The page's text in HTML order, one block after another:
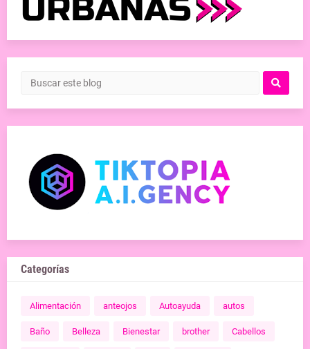
Categorías
Alimentación anteojos Autoayuda autos
Baño Belleza Bienestar brother Cabellos